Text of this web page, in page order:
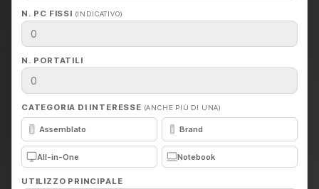
N. PC FISSI (INDICATIVO)
N. PORTATILI
CATEGORIA DI INTERESSE (ANCHE PIÙ DI UNA)
Assemblato Brand
All-in-One Notebook
UTILIZZO PRINCIPALE